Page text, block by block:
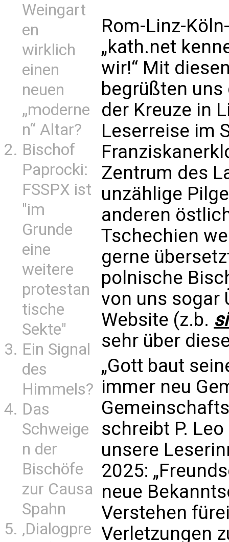
Weingart
en
wirklich
einen
neuen
„moderne
n“ Altar?
Bischof
Paprocki:
FSSPX ist
"im
Grunde
eine
weitere
protestan
tische
Sekte"
Ein Signal
des
Himmels?
Das
Schweige
n der
Bischöfe
zur Causa
Spahn
‚Dialogpre
Rom-Linz-
„kath.net
wir!“ Mit
begrüßten
der Kreuze in
Leserreise im
Zentrum des
unzählige
anderen
Tschechien
gerne
polnische
von uns sogar
Website (z.b.
sehr über
„Gott baut
immer neu
schreibt P.
unsere
2025:
neue
Verstehen
Verletzungen